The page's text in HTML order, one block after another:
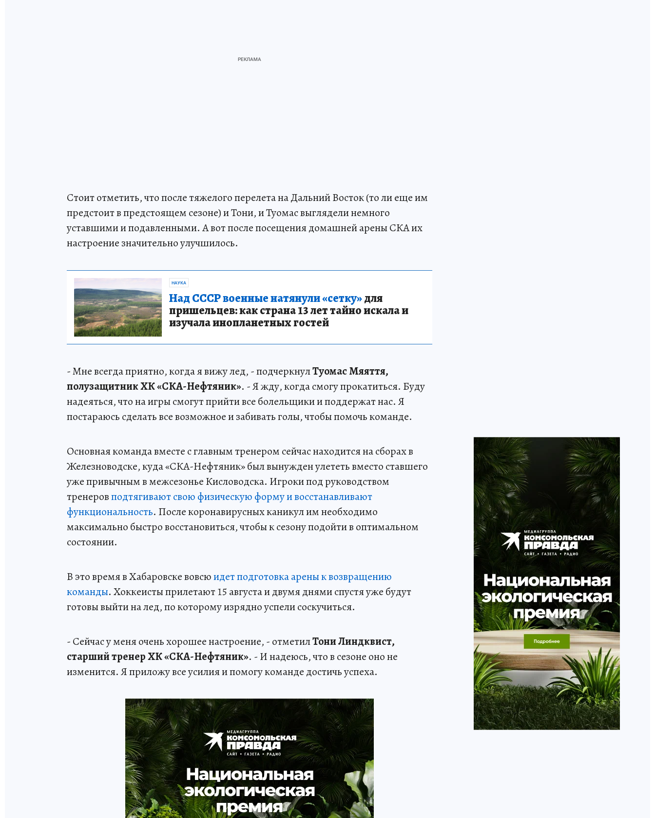
Стоит отметить, что после тяжелого перелета на Дальний Восток (то ли еще им
предстоит в предстоящем сезоне) и Тони, и Туомас выглядели немного
уставшими и подавленными. А вот после посещения домашней арены СКА их
настроение значительно улучшилось.
НАУКА
Над СССР военные натянули «сетку»для
пришельцев: как страна 13 лет тайно искала и
изучала инопланетных гостей
- Мне всегда приятно, когда я вижу лед, - подчеркнулТуомас Мяяття,
полузащитник ХК «СКА-Нефтяник». - Я жду, когда смогу прокатиться. Буду
надеяться, что на игры смогут прийти все болельщики и поддержат нас. Я
постараюсь сделать все возможное и забивать голы, чтобы помочь команде.
Основная команда вместе с главным тренером сейчас находится на сборах в
Железноводске, куда «СКА-Нефтяник» был вынужден улететь вместо ставшего
уже привычным в межсезонье Кисловодска. Игроки под руководством
тренеровподтягивают свою физическую форму и восстанавливают
функциональность. После коронавирусных каникул им необходимо
максимально быстро восстановиться, чтобы к сезону подойти в оптимальном
состоянии.
В это время в Хабаровске вовсюидет подготовка арены к возвращению
команды. Хоккеисты прилетают 15 августа и двумя днями спустя уже будут
готовы выйти на лед, по которому изрядно успели соскучиться.
- Сейчас у меня очень хорошее настроение, - отметилТони Линдквист,
старший тренер ХК «СКА-Нефтяник». - И надеюсь, что в сезоне оно не
изменится. Я приложу все усилия и помогу команде достичь успеха.